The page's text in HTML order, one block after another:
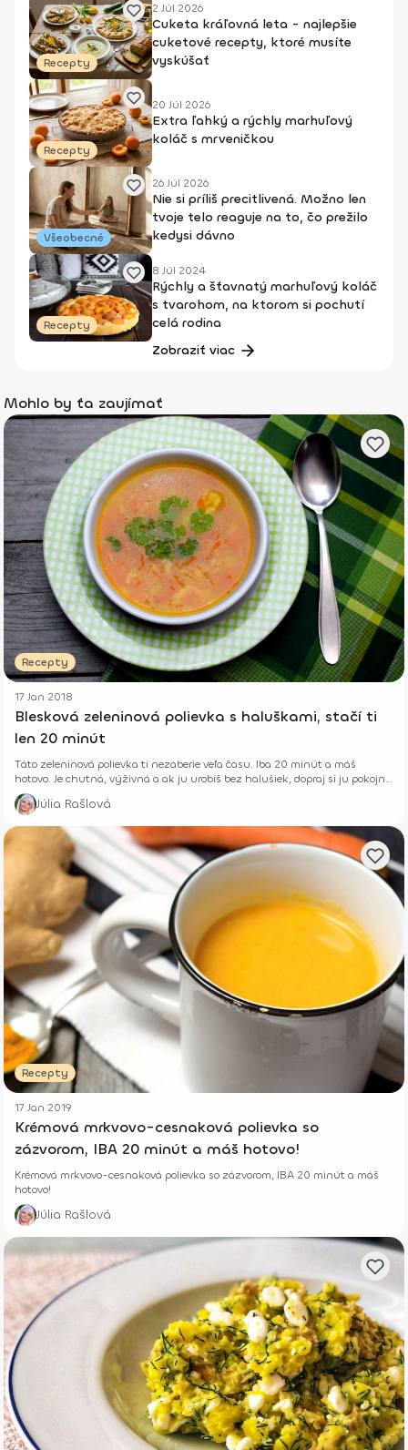
Recepty
2 Júl 2026
Cuketa kráľovná leta - najlepšie
cuketové recepty, ktoré musíte
vyskúšať
Recepty
20 Júl 2026
Extra ľahký a rýchly marhuľový
koláč s mrveničkou
Všeobecné
26 Júl 2026
Nie si príliš precitlivená. Možno len
tvoje telo reaguje na to, čo prežilo
kedysi dávno
Recepty
8 Júl 2024
Rýchly a šťavnatý marhuľový koláč
s tvarohom, na ktorom si pochutí
celá rodina
Zobraziť viac
Mohlo by ťa zaujímať
Recepty
17 Jan 2018
Blesková zeleninová polievka s haluškami, stačí ti
len 20 minút
Táto zeleninová polievka ti nezaberie veľa času. Iba 20 minút a máš
hotovo. Je chutná, výživná a ak ju urobíš bez halušiek, dopraj si ju pokojne
aj na večeru.
Júlia Rašlová
Recepty
17 Jan 2019
Krémová mrkvovo-cesnaková polievka so
zázvorom, IBA 20 minút a máš hotovo!
Krémová mrkvovo-cesnaková polievka so zázvorom, IBA 20 minút a máš
hotovo!
Júlia Rašlová